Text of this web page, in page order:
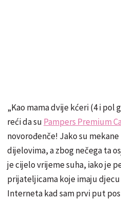
„Kao mama dvije kćeri (4 i pol
reći da su Pampers Premium
novorođenče! Jako su
dijelovima, a zbog nečega ta
je cijelo vrijeme suha, iako je
prijateljicama koje imaju
Interneta kad sam prvi put